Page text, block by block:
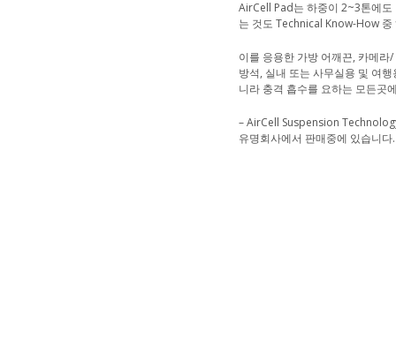
AirCell Pad는 하중이 2~3톤에도
는 것도 Technical Know-How 중
이를 응용한 가방 어깨끈, 카메
방석, 실내 또는 사무실용 및 여
니라 충격 흡수를 요하는 모든곳
– AirCell Suspension
유명회사에서 판매중에 있습니다.